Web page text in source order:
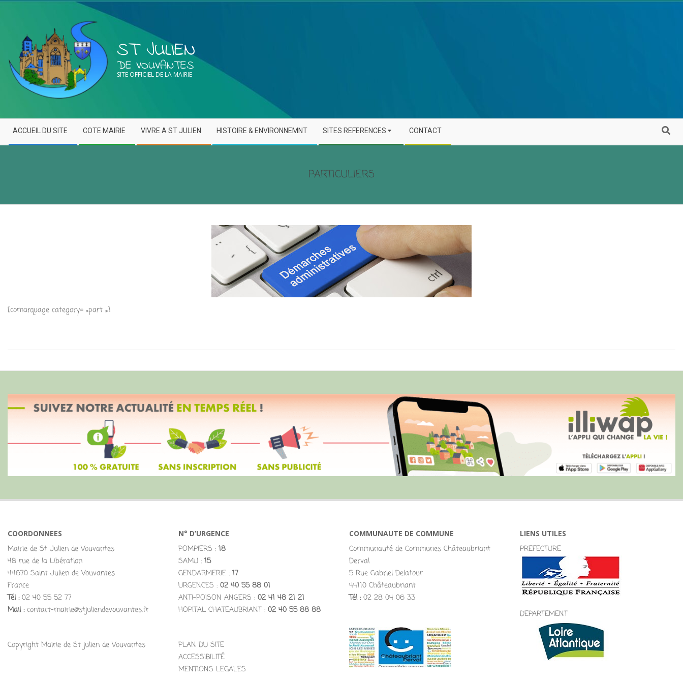
ST JULIEN
DE VOUVANTES
SITE OFFICIEL DE LA MAIRIE
ACCUEIL DU SITE COTE MAIRIE VIVRE A ST JULIEN HISTOIRE & ENVIRONNEMNT SITES REFERENCES CONTACT
PARTICULIERS
[comarquage category= »part »]
COORDONNEES
Mairie de St Julien de Vouvantes
48 rue de la Libération
44670 Saint Julien de Vouvantes
France
Tél :02 40 55 52 77
Mail :contact-mairie@stjuliendevouvantes.fr
Copyright Mairie de St julien de Vouvantes
N° D’URGENCE
POMPIERS : 18
SAMU : 15
GENDARMERIE : 17
URGENCES : 02 40 55 88 01
ANTI-POISON ANGERS : 02 41 48 21 21
HOPITAL CHATEAUBRIANT : 02 40 55 88 88
PLAN DU SITE
ACCESSIBILITÉ
MENTIONS LEGALES
COMMUNAUTE DE COMMUNE
Communauté de Communes Châteaubriant
Derval
5 Rue Gabriel Delatour
44110 Châteaubriant
Tél :02 28 04 06 33
LIENS UTILES
PREFECTURE
DEPARTEMENT